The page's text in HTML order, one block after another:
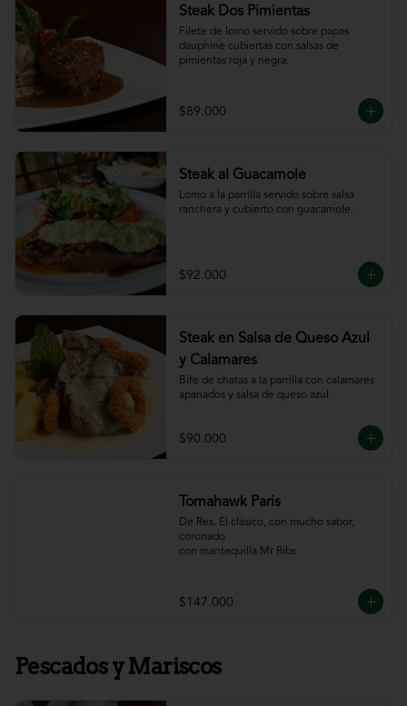
Steak Dos Pimientas
Filete de lomo servido sobre papas
dauphine cubiertas con salsas de
pimientas roja y negra.
$89.000
Steak al Guacamole
Lomo a la parrilla servido sobre salsa
ranchera y cubierto con guacamole.
$92.000
Steak en Salsa de Queso Azul
y Calamares
Bife de chatas a la parrilla con calamares
apanados y salsa de queso azul.
$90.000
Tomahawk Paris
De Res. El clásico, con mucho sabor,
coronado
con mantequilla Mr Ribs
$147.000
Pescados y Mariscos